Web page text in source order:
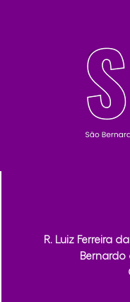
R. Luiz Ferreira
Bernardo